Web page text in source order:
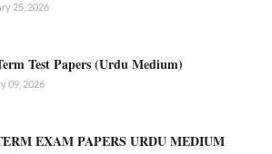
25, 2026
Test Papers (Urdu Medium)
09, 2026
EXAM PAPERS URDU MEDIUM